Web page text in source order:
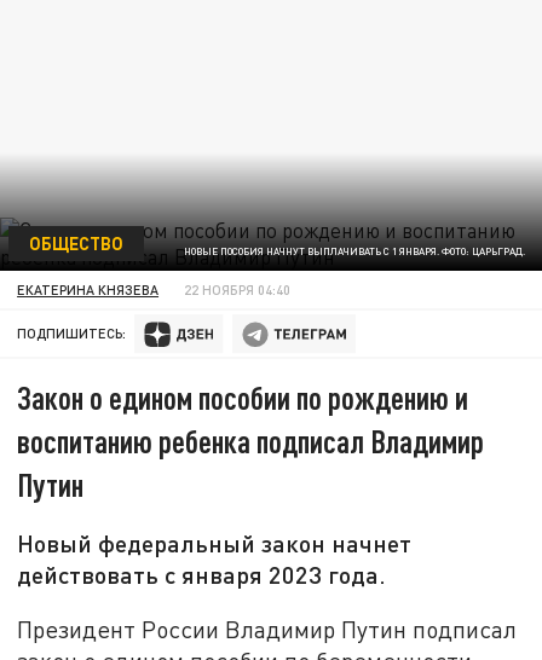
НОВЫЕ ПОСОБИЯ НАЧНУТ ВЫПЛАЧИВАТЬ С 1 ЯНВАРЯ. ФОТО: ЦАРЬГРАД.
ОБЩЕСТВО
ЕКАТЕРИНА КНЯЗЕВА 22 НОЯБРЯ 04:40
ПОДПИШИТЕСЬ:
Закон о едином пособии по рождению и
воспитанию ребенка подписал Владимир
Путин
Новый федеральный закон начнет
действовать с января 2023 года.
Президент России Владимир Путин подписал